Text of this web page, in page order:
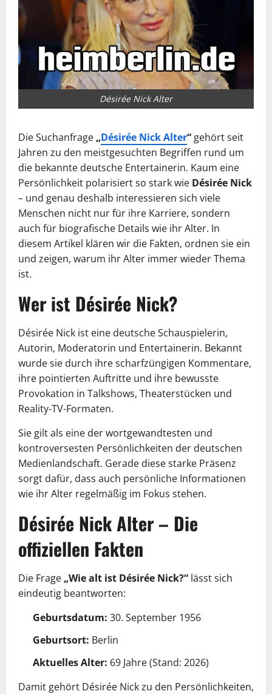
Désirée Nick Alter
Die Suchanfrage „Désirée Nick Alter“ gehört seit
Jahren zu den meistgesuchten Begriffen rund um
die bekannte deutsche Entertainerin. Kaum eine
Persönlichkeit polarisiert so stark wie Désirée Nick
– und genau deshalb interessieren sich viele
Menschen nicht nur für ihre Karriere, sondern
auch für biografische Details wie ihr Alter. In
diesem Artikel klären wir die Fakten, ordnen sie ein
und zeigen, warum ihr Alter immer wieder Thema
ist.
Wer ist Désirée Nick?
Désirée Nick ist eine deutsche Schauspielerin,
Autorin, Moderatorin und Entertainerin. Bekannt
wurde sie durch ihre scharfzüngigen Kommentare,
ihre pointierten Auftritte und ihre bewusste
Provokation in Talkshows, Theaterstücken und
Reality-TV-Formaten.
Sie gilt als eine der wortgewandtesten und
kontroversesten Persönlichkeiten der deutschen
Medienlandschaft. Gerade diese starke Präsenz
sorgt dafür, dass auch persönliche Informationen
wie ihr Alter regelmäßig im Fokus stehen.
Désirée Nick Alter – Die
offiziellen Fakten
Die Frage „Wie alt ist Désirée Nick?“ lässt sich
eindeutig beantworten:
Geburtsdatum: 30. September 1956
Geburtsort: Berlin
Aktuelles Alter: 69 Jahre (Stand: 2026)
Damit gehört Désirée Nick zu den Persönlichkeiten,